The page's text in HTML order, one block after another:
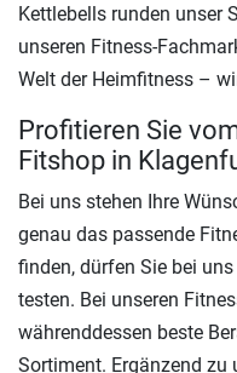
Kettlebells runden unser
unseren Fitness-
Welt der Heimfitness –
Profitieren Sie
Fitshop in
Bei uns stehen Ihre
genau das passende
finden, dürfen Sie bei
testen. Bei unseren
währenddessen beste
Sortiment. Ergänzend zu